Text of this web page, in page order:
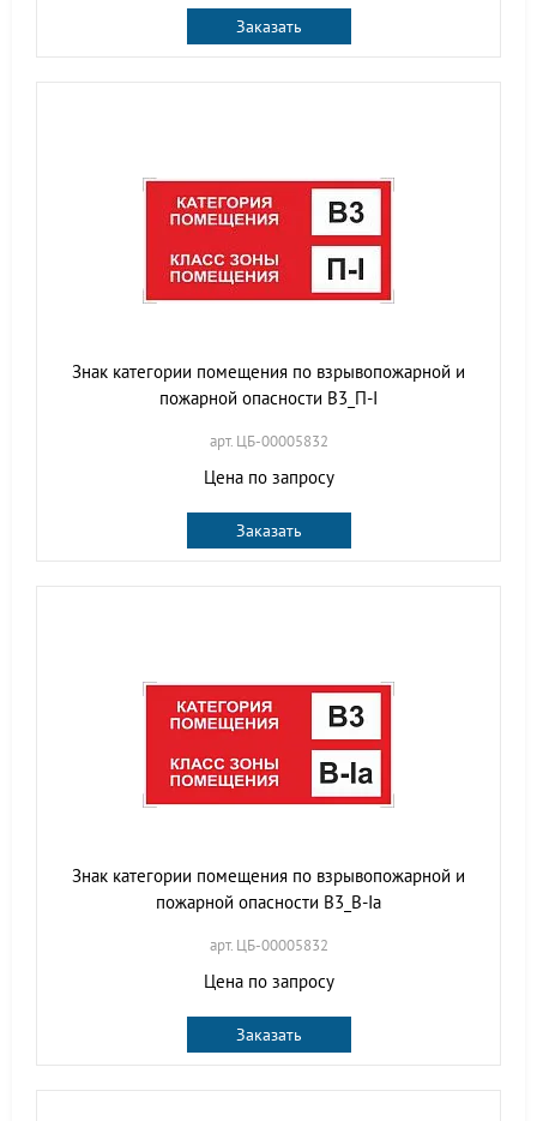
Заказать
Знак категории помещения по взрывопожарной и
пожарной опасности B3_П-I
арт. ЦБ-00005832
Цена по запросу
Заказать
Знак категории помещения по взрывопожарной и
пожарной опасности В3_В-Iа
арт. ЦБ-00005832
Цена по запросу
Заказать